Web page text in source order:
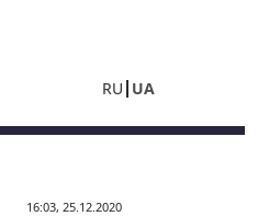
RU UA
16:03, 25.12.2020